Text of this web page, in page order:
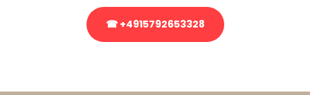
☎ +4915792653328